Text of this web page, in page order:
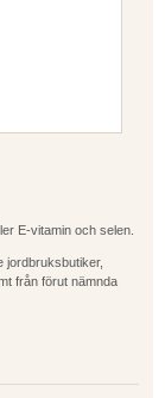
E-vitamin och selen.
jordbruksbutiker,
från förut nämnda